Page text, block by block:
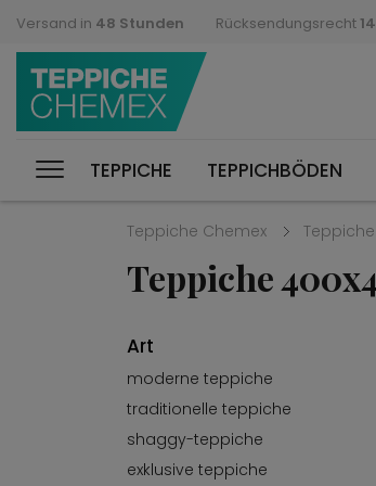
Versand in 48 Stunden Rücksendungsrecht
TEPPICHE TEPPICHBÖDEN
Teppiche Chemex Teppiche
Teppiche
Art
moderne teppiche
traditionelle teppiche
shaggy-teppiche
exklusive teppiche